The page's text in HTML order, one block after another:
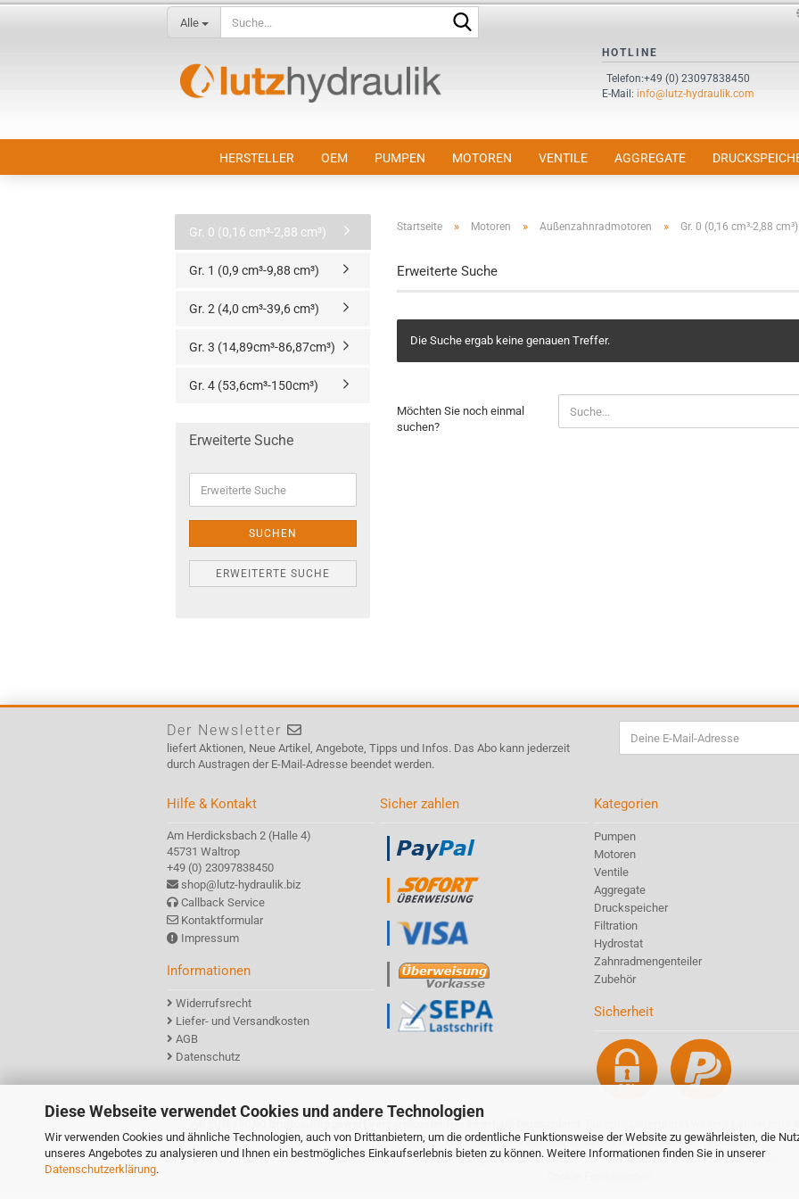
Diese Webseite verwendet Cookies und andere Technologien
Wir verwenden Cookies und ähnliche Technologien, auch von Drittanbietern, um die ordentliche Funktionsweise der Website zu gewährleisten, die
unseres Angebotes zu analysieren und Ihnen ein bestmögliches Einkaufserlebnis bieten zu können. Weitere Informationen finden Sie in unserer
Datenschutzerklärung.
Sprache auswählen
Passwort
Alle
HOTLINE
Telefon:+49 (0) 23097838450
E-Mail: info@lutz-hydraulik.com
HERSTELLER OEM PUMPEN MOTOREN VENTILE AGGREGATE
Startseite » Motoren » Außenzahnradmotoren » Gr. 0 (0,16 cm³-2,88 cm³)
Erweiterte Suche
Die Suche ergab keine genauen Treffer.
Möchten Sie noch einmal
suchen?
Gr. 0 (0,16 cm³-2,88 cm³)
Gr. 1 (0,9 cm³-9,88 cm³)
Gr. 2 (4,0 cm³-39,6 cm³)
Gr. 3 (14,89cm³-86,87cm³)
Gr. 4 (53,6cm³-150cm³)
Erweiterte Suche
Suche
SUCHEN
ERWEITERTE SUCHE
Der Newsletter
liefert Aktionen, Neue Artikel, Angebote, Tipps und Infos. Das Abo kann jederzeit
durch Austragen der E-Mail-Adresse beendet werden.
Hilfe & Kontakt
Am Herdicksbach 2 (Halle 4)
45731 Waltrop
+49 (0) 23097838450
shop@lutz-hydraulik.biz
Callback Service
Kontaktformular
Impressum
Informationen
Widerrufsrecht
Liefer- und Versandkosten
AGB
Datenschutz
Sicher zahlen Kategorien
Pumpen
Motoren
Ventile
Aggregate
Druckspeicher
Filtration
Hydrostat
Zahnradmengenteiler
Zubehör
Sicherheit
Ab EUR 150,00 Bruttoauftragswert versandkostenfrei innerhalb Deutschland.
Alle Preise sind inkl. MwSt., zzgl.Versandkosten|Impressum
Shoplösung byGambio.de©2013 - 2017Gambio Templates xycons.de